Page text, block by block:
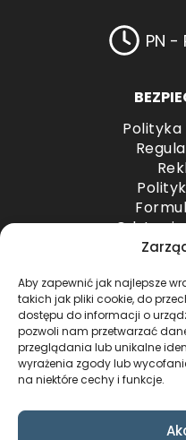
Aby zapewnić jak najlepsze
takich jak pliki cookie, do
dostępu do informacji o
pozwoli nam przetwarzać
przeglądania lub unikalne
wyrażenia zgody lub
na niektóre cechy i funkcje.
PN -
Odstąpienie od